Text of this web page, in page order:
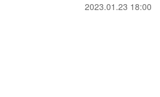
2023.01.23 18:00